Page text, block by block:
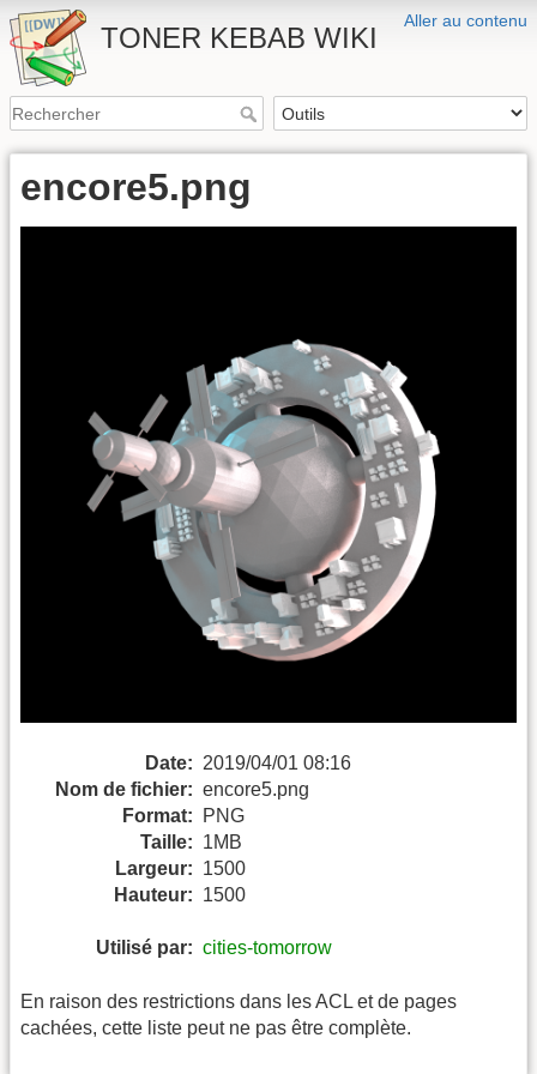
Aller au contenu
TONER KEBAB WIKI
encore5.png
Date: 2019/04/01 08:16
Nom de fichier: encore5.png
Format:
PNG
Taille: 1MB
Largeur: 1500
Hauteur: 1500
Utilisé par: cities-tomorrow
En raison des restrictions dans les ACL et de pages
cachées, cette liste peut ne pas être complète.